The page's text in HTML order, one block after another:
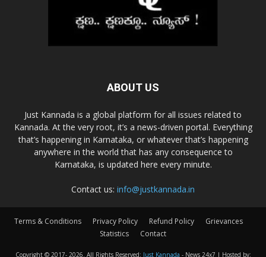
ABOUT US
Just Kannada is a global platform for all issues related to
Kannada. At the very root, it’s a news-driven portal. Everything
that’s happening in Karnataka, or whatever that’s happening
anywhere in the world that has any consequence to
Karnataka, is updated here every minute.
Contact us: info@justkannada.in
Terms & Conditions Privacy Policy Refund Policy
Grievances
Statistics
Contact
Copyright © 2017- 2026. All Rights Reserved: Just Kannada - News 24x7 | Hosted by: